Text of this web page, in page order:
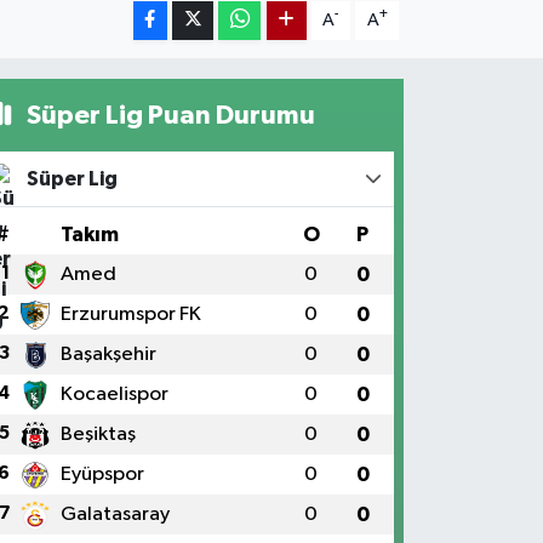
A- A+
Süper Lig Puan Durumu
Süper Lig
Takım O P
1 Amed 0 0
Erzurumspor FK 0 0
3 Başakşehir 0 0
Kocaelispor 0 0
5 Beşiktaş 0 0
Eyüpspor 0 0
7 Galatasaray 0 0